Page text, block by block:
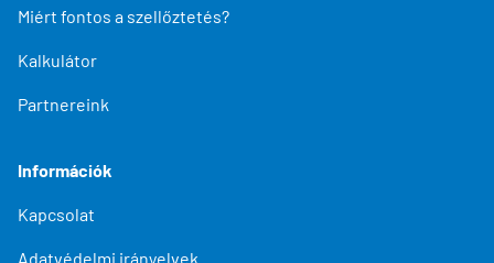
Miért fontos a szellőztetés?
Kalkulátor
Partnereink
Információk
Kapcsolat
Adatvédelmi irányelvek